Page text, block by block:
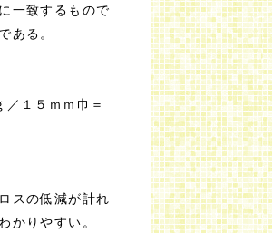
一致するもので
ある。
１５ｍｍ巾＝
スの低減が計れ
りやすい。